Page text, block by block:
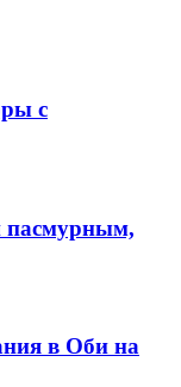
с
пасмурным,
в Оби на